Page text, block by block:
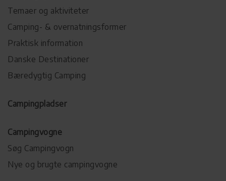
Temaer og aktiviteter
Camping- & overnatningsformer
Praktisk information
Danske Destinationer
Bæredygtig Camping
Campingpladser
Campingvogne
Søg Campingvogn
Nye og brugte campingvogne